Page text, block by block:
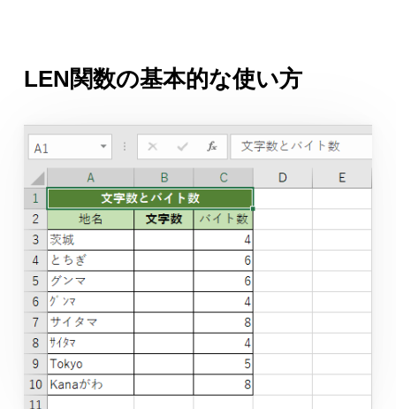
LEN関数の基本的な使い方